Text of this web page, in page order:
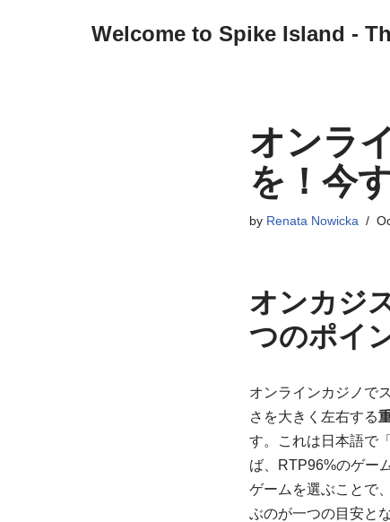
Welcome to Spike Island -
オンラ
を！今
by Renata Nowicka
オンカジ
つのポイ
オンラインカジノで
さを大きく左右する
す。これは日本語で
ば、RTP96%のゲー
ゲームを選ぶことで
ぶのが一つの目安と